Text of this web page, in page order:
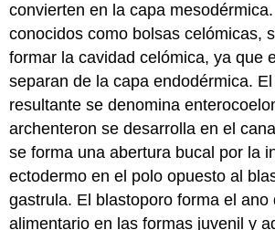
convierten en la capa
conocidos como bolsas celómicas,
formar la cavidad celómica, ya que
separan de la capa endodérmica.
resultante se denomina
archenteron se desarrolla en el
se forma una abertura bucal por la
ectodermo en el polo opuesto al
gastrula. El blastoporo forma el ano
alimentario en las formas juvenil y